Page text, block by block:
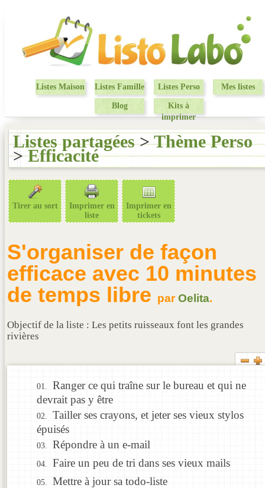
Listes Maison Listes Famille Listes Perso Mes listes
Blog
Kits à
imprimer
Listes partagées>Thème Perso
>Efficacité
Tirer au sort
Imprimer en
liste
Imprimer en
tickets
S'organiser de façon
efficace avec 10 minutes
de temps libre parOelita.
Objectif de la liste : Les petits ruisseaux font les grandes
rivières
Ranger ce qui traîne sur le bureau et qui ne
devrait pas y être
Tailler ses crayons, et jeter ses vieux stylos
épuisés
Répondre à un e-mail
Faire un peu de tri dans ses vieux mails
Mettre à jour sa todo-liste